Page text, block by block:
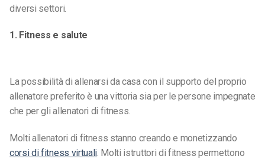
diversi settori.
1. Fitness e salute
La possibilità di allenarsi da casa con il supporto del proprio
allenatore preferito è una vittoria sia per le persone impegnate
che per gli allenatori di fitness.
Molti allenatori di fitness stanno creando e monetizzando
corsi di fitness virtuali. Molti istruttori di fitness permettono